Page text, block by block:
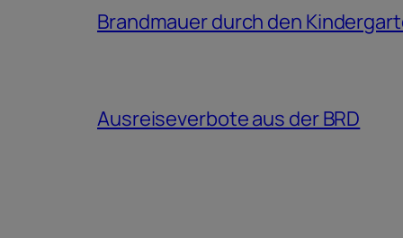
Brandmauer durch den
Ausreiseverbote aus der BRD